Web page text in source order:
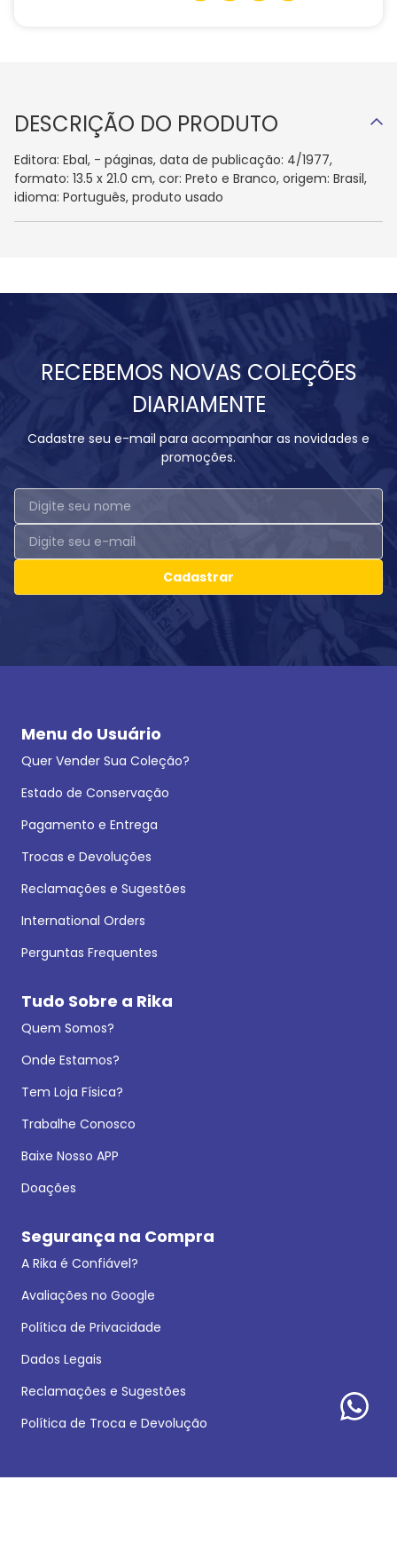
DESCRIÇÃO DO PRODUTO
Editora: Ebal, - páginas, data de publicação: 4/1977,
formato: 13.5 x 21.0 cm, cor: Preto e Branco, origem: Brasil,
idioma: Português, produto usado
RECEBEMOS NOVAS COLEÇÕES
DIARIAMENTE
Cadastre seu e-mail para acompanhar as novidades e
promoções.
Cadastrar
Menu do Usuário
Quer Vender Sua Coleção?
Estado de Conservação
Pagamento e Entrega
Trocas e Devoluções
Reclamações e Sugestões
International Orders
Perguntas Frequentes
Tudo Sobre a Rika
Quem Somos?
Onde Estamos?
Tem Loja Física?
Trabalhe Conosco
Baixe Nosso APP
Doações
Segurança na Compra
A Rika é Confiável?
Avaliações no Google
Política de Privacidade
Dados Legais
Reclamações e Sugestões
Política de Troca e Devolução